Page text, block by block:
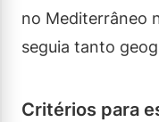
no Mediterrâneo
seguia tanto
Critérios para